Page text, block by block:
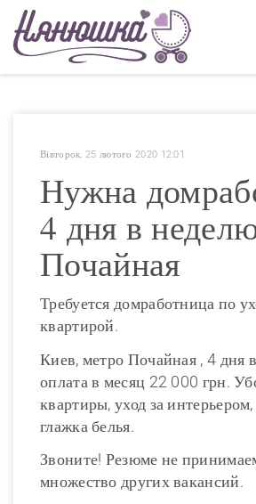
Вівторок, 25 лютого 2020 12:01
Нужна
4 дня в
Почайная
Требуется домработница по
квартирой.
Киев, метро Почайная , 4 дня
оплата в месяц 22 000 грн.
квартиры, уход за
глажка белья.
Звоните! Резюме не
множество других вакансий.